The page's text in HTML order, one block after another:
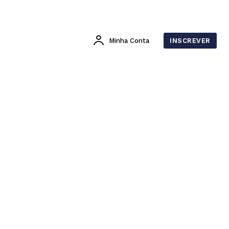
Minha Conta INSCREVER